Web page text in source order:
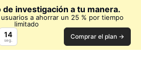
investigación a tu manera.
a ahorrar un 25 % por tiempo
limitado
14
seg. Comprar el plan →